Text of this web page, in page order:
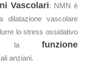
Vascolari: NMN è
dilatazione vascolare
lo stress ossidativo
la funzione
anziani.